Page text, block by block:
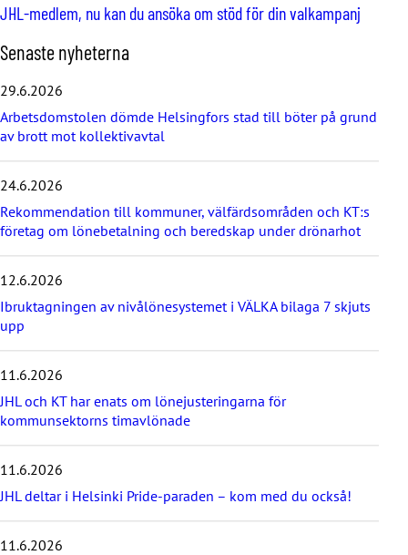
JHL-medlem, nu kan du ansöka om stöd för din valkampanj
H
o
p
p
a
ö
v
r
d
e
n
a
s
e
n
y
h
e
t
e
n
a
Senaste nyheterna
29.6.2026
Arbetsdomstolen dömde Helsingfors stad till böter på grund
av brott mot kollektivavtal
24.6.2026
Rekommendation till kommuner, välfärdsområden och KT:s
företag om lönebetalning och beredskap under drönarhot
12.6.2026
Ibruktagningen av nivålönesystemet i VÄLKA bilaga 7 skjuts
upp
11.6.2026
JHL och KT har enats om lönejusteringarna för
kommunsektorns timavlönade
11.6.2026
JHL deltar i Helsinki Pride-paraden – kom med du också!
11.6.2026